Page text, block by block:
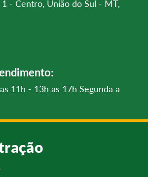
1 - Centro, União do Sul - MT,
11h - 13h as 17h Segunda a